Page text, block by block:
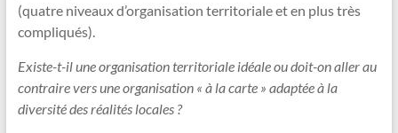
(quatre niveaux d’organisation territoriale et en plus très
compliqués).
Existe-t-il une organisation territoriale idéale ou doit-on aller au
contraire vers une organisation « à la carte » adaptée à la
diversité des réalités locales ?